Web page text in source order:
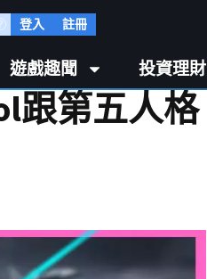
登入 註冊
遊戲趣聞 投資理財
跟第五人格